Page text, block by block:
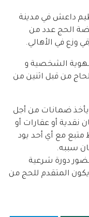
داعش في مدينة
الحج عدد من
وزع في الأهالي.
الشخصية و
من قبل اثنين من
ضمانات من أجل
أو عقارات أو
مع أي أحد يود
سببه.
دورة شرعية
المتقدم للحج من